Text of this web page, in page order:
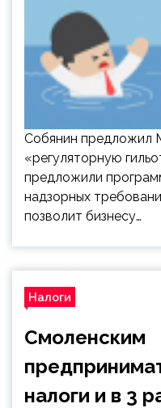
Собянин предложил
«регуляторную
предложили
надзорных
позволит бизнесу…
Налоги
Смоленским
налоги и в 3